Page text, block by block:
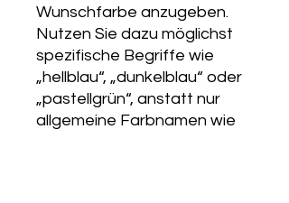
Wunschfarbe anzugeben.
Nutzen Sie dazu möglichst
spezifische Begriffe wie
„hellblau“, „dunkelblau“ oder
„pastellgrün“, anstatt nur
allgemeine Farbnamen wie